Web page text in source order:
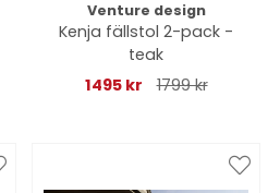
Venture design
Kenja fällstol 2-pack -
teak
1495 kr
1799 kr